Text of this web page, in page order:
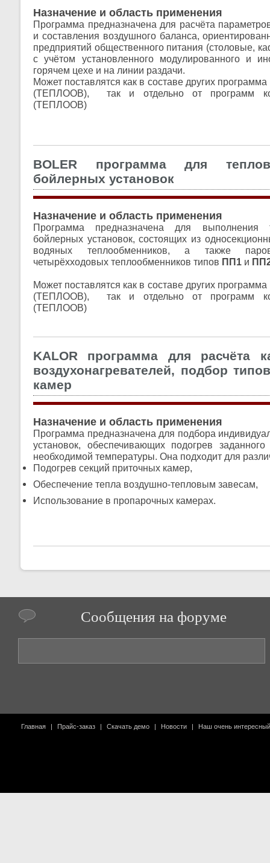
Назначение и область применения
Программа предназначена для расчёта
и составления воздушного баланса,
предприятий общественного питания (столовые,
с учётом установленного модулированного и
горячем цехе и на линии раздачи.
Может поставлятся как в составе других
(ТЕПЛООВ), так и отдельно от программ
(ТЕПЛООВ)
BOLER программа для
бойлерных установок
Назначение и область применения
Программа предназначена для выполнения
бойлерных установок, состоящих из
водяных теплообменников, а также
четырёхходовых теплообменников типов ПП1 и
Может поставлятся как в составе других
(ТЕПЛООВ), так и отдельно от программ
(ТЕПЛООВ)
KALOR программа для расчёта
воздухонагревателей, подбор
камер
Назначение и область применения
Программа предназначена для подбора
установок, обеспечивающих подогрев
необходимой температуры. Она подходит для
Подогрев секций приточных камер,
Обеспечение тепла воздушно-тепловым завесам,
Использование в пропарочных камерах.
Сообщения на форуме
Главная | Прайс-заказ | Скачать демо | Новости | Наш очень